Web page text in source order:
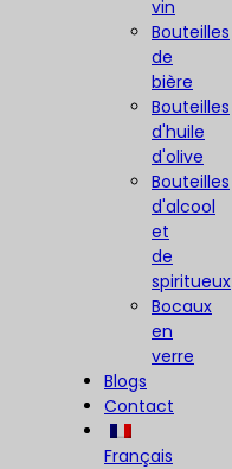
vin
Bouteilles
de
bière
Bouteilles
d'huile
d'olive
Bouteilles
d'alcool
et
de
spiritueux
Bocaux
en
verre
Blogs
Contact
Français